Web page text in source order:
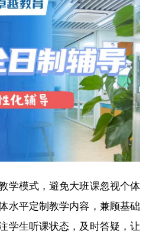
学模式，避免大班课忽视个体
水平定制教学内容，兼顾基础
学生听课状态，及时答疑，让